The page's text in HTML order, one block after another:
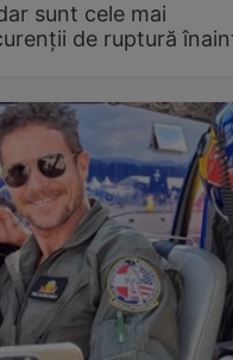
sunt cele mai
de ruptură